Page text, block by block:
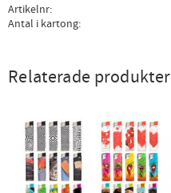
Artikelnr
Antal i kartong
Relaterade produkter